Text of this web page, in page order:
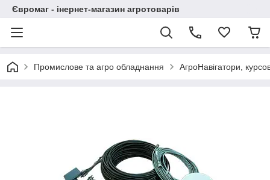
Євромаг - інернет-магазин агротоварів
Промислове та агро обладнання АгроНавігатори,